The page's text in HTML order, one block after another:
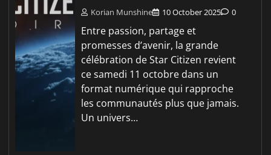
Korian Munshine 10 October 2025 0
Entre passion, partage et
promesses d’avenir, la grande
célébration de Star Citizen revient
ce samedi 11 octobre dans un
format numérique qui rapproche
les communautés plus que jamais.
Un univers…